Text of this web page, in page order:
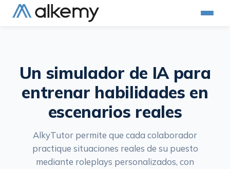
Un simulador de IA para
entrenar habilidades en
escenarios reales
AlkyTutor permite que cada colaborador
practique situaciones reales de su puesto
mediante roleplays personalizados, con